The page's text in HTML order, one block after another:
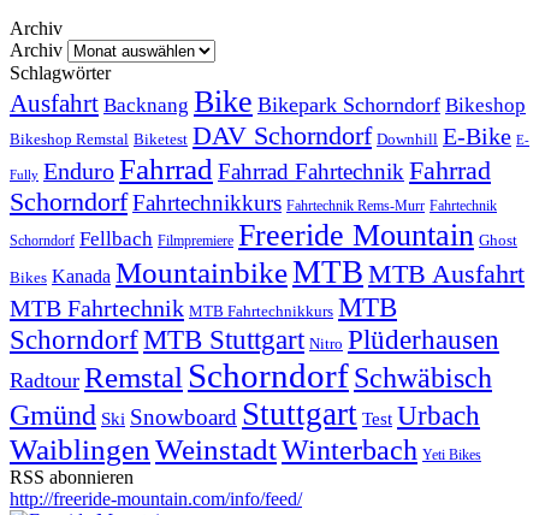
Archiv
Archiv
Schlagwörter
Ausfahrt Backnang Bike Bikepark Schorndorf Bikeshop
Bikeshop Remstal Biketest DAV Schorndorf Downhill E-Bike E-
Fully EnduroFahrrad Fahrrad Fahrtechnik Fahrrad
SchorndorfFahrtechnikkurs Fahrtechnik Rems-Murr Fahrtechnik
Schorndorf Fellbach Filmpremiere Freeride Mountain Ghost
Bikes Kanada MountainbikeMTB MTB Ausfahrt
MTB Fahrtechnik MTB Fahrtechnikkurs MTB
SchorndorfMTB Stuttgart Nitro Plüderhausen
Radtour Remstal SchorndorfSchwäbisch
Gmünd Ski Snowboard Stuttgart Test Urbach
Waiblingen WeinstadtWinterbach Yeti Bikes
RSS abonnieren
http://freeride-mountain.com/info/feed/